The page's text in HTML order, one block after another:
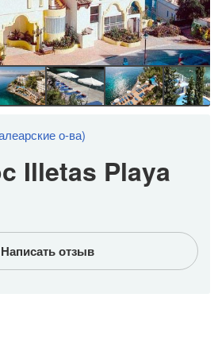
о-ва)
Illetas Playa
Написать отзыв